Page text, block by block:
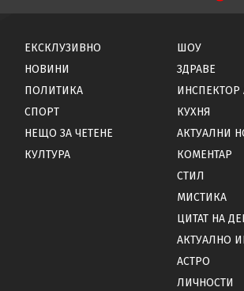
ЕКСКЛУЗИВНО
НОВИНИ
ПОЛИТИКА
СПОРТ
НЕЩО ЗА ЧЕТЕНЕ
КУЛТУРА
ШОУ
ЗДРАВЕ
ИНСПЕКТОР
КУХНЯ
АКТУАЛНИ
КОМЕНТАР
СТИЛ
МИСТИКА
ЦИТАТ НА
АКТУАЛНО
АСТРО
ЛИЧНОСТИ